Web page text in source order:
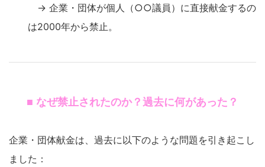
→ 企業・団体が個人（○○議員）に直接献金するの
は2000年から禁止。
■ なぜ禁止されたのか？過去に何があった？
企業・団体献金は、過去に以下のような問題を引き起こし
ました：